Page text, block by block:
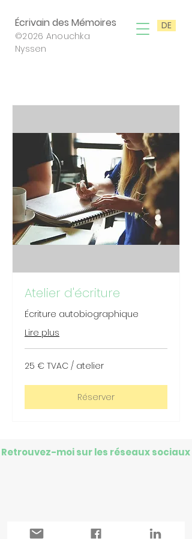
Écrivain des Mémoires
©2026 Anouchka
Nyssen
DE
Atelier d'écriture
Écriture autobiographique
Lire plus
25
€
25 € TVAC / atelier
Réserver
Retrouvez-moi sur les réseaux sociaux